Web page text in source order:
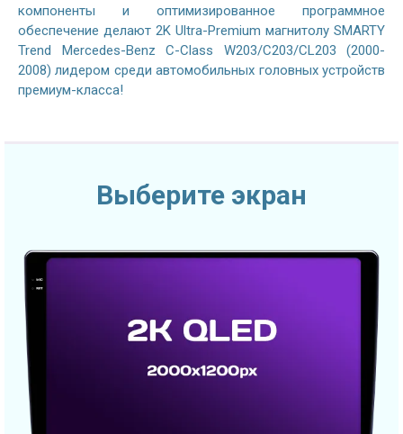
компоненты и оптимизированное программное
обеспечение делают 2K Ultra-Premium магнитолу SMARTY
Trend Mercedes-Benz C-Class W203/C203/CL203 (2000-
2008) лидером среди автомобильных головных устройств
премиум-класса!
Выберите экран